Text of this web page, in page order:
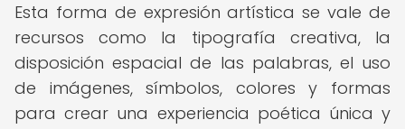
Esta forma de expresión artística se vale de
recursos como la tipografía creativa, la
disposición espacial de las palabras, el uso
de imágenes, símbolos, colores y formas
para crear una experiencia poética única y